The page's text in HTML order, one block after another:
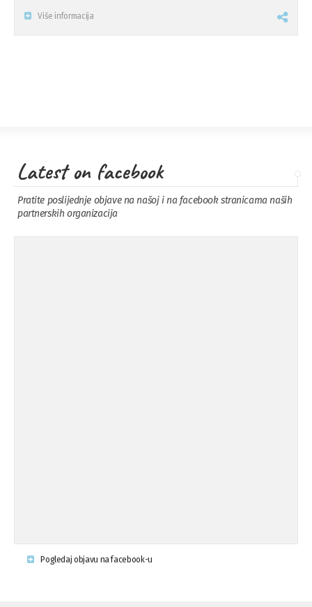
Više informacija
Latest on facebook
Pratite poslijednje objave na našoj i na facebook stranicama naših
partnerskih organizacija
Pogledaj objavu na facebook-u